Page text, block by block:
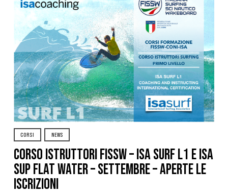
CORSI NEWS
CORSO ISTRUTTORI FISSW – ISA SURF L1 e ISA
SUP Flat Water – SETTEMBRE – APERTE LE
ISCRIZIONI